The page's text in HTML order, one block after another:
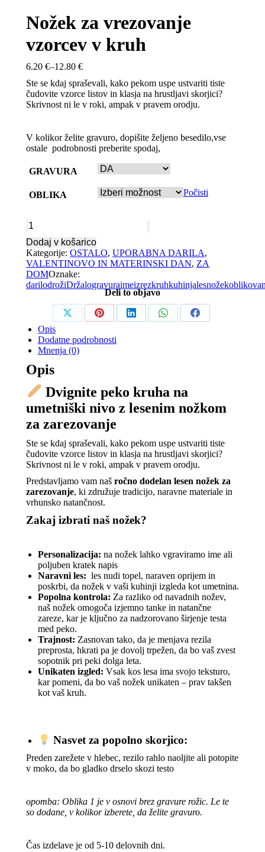
Nožek za vrezovanje
vzorcev v kruh
6.20 €–12.80 €Cenovni
od
6.20 €
do
​Ste se kdaj spraševali, kako pekom uspe ustvariti tiste
čudovite vzorce listov in klasja na hrustljavi skorjici?
Skrivnost ni le v roki, ampak v pravem orodju.
V kolikor želite gravuro, dopišite željeno besedilo,vse
ostale podrobnosti preberite spodaj,
GRAVURA
OBLIKA Počisti
Nožek
vrezovanje
vzorcev
v
kruh
količina
Dodaj v košarico
Kategorije: OSTALO, UPORABNA DARILA,
VALENTINOVO IN MATERINSKI DAN, ZA
DOMOznake:
darilodrožiDržalogravuraimeizrezkruhkuhinjalesnožek
Deli to objavo
Share
on
X
Share
on
Share
Share
Share
Opis
Dodatne podrobnosti
Mnenja (0)
Opis
Dvignite peko kruha na
umetniški nivo z lesenim nožkom
za zarezovanje
​Ste se kdaj spraševali, kako pekom uspe ustvariti tiste
čudovite vzorce listov in klasja na hrustljavi skorjici?
Skrivnost ni le v roki, ampak v pravem orodju.
​Predstavljamo vam naš ročno dodelan lesen nožek za
zarezovanje, ki združuje tradicijo, naravne materiale in
vrhunsko natančnost.
​Zakaj izbrati naš nožek?
Personalizacija: na nožek lahko vgraviramo ime ali
poljuben kratek napis
Naravni les: les nudi topel, naraven oprijem in
poskrbi, da nožek v vaši kuhinji izgleda kot umetnina.
Popolna kontrola: Za razliko od navadnih nožev,
naš nožek omogoča izjemno tanke in natančne
zareze, kar je ključno za nadzorovano širjenje testa
med peko.
Trajnost: Zasnovan tako, da je menjava rezila
preprosta, hkrati pa je dovolj trpežen, da bo vaš zvest
sopotnik pri peki dolga leta.
Unikaten izgled: Vsak kos lesa ima svojo teksturo,
kar pomeni, da bo vaš nožek unikaten – prav takšen
kot vaš kruh.
Nasvet za popolno skorjico:
​Preden zarežete v hlebec, rezilo rahlo naoljite ali potopite
v moko, da bo gladko drselo skozi testo
opomba: Oblika 1 je v osnovi brez gravure rožic. Le te
so dodane, v kolikor izberete, da želite gravuro.
Čas izdelave je od 5-10 delovnih dni.